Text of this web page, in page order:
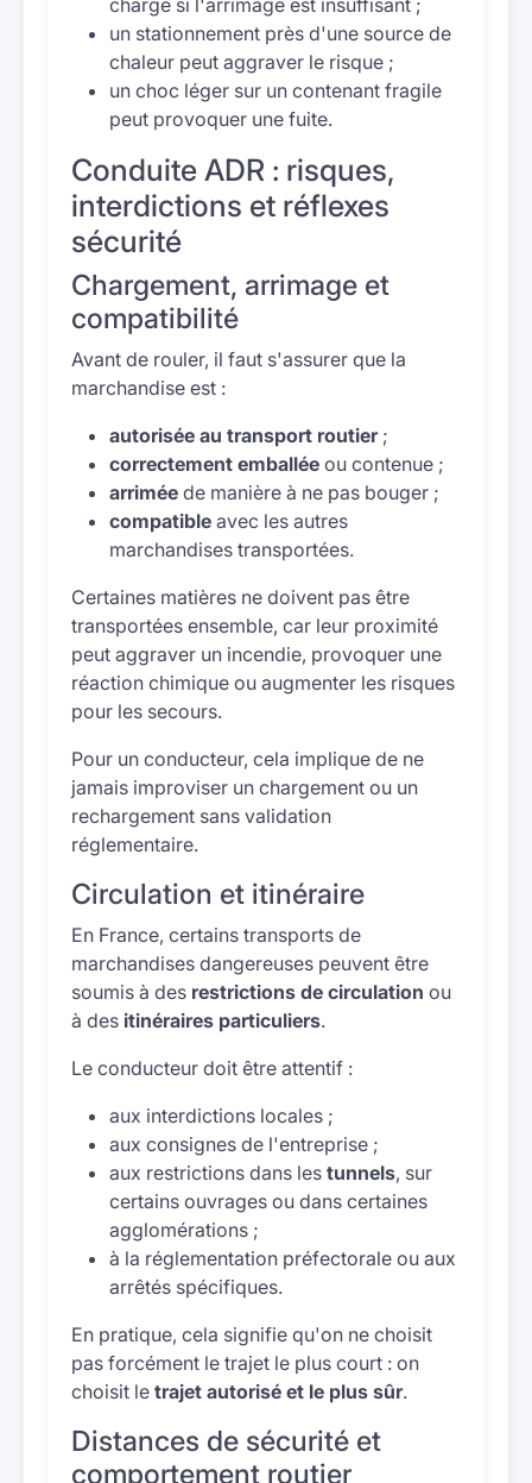
charge si l'arrimage est insuffisant ;
un stationnement près d'une source de
chaleur peut aggraver le risque ;
un choc léger sur un contenant fragile
peut provoquer une fuite.
Conduite ADR : risques,
interdictions et réflexes
sécurité
Chargement, arrimage et
compatibilité
Avant de rouler, il faut s'assurer que la
marchandise est :
autorisée au transport routier;
correctement emballée ou contenue ;
arrimée de manière à ne pas bouger ;
compatible avec les autres
marchandises transportées.
Certaines matières ne doivent pas être
transportées ensemble, car leur proximité
peut aggraver un incendie, provoquer une
réaction chimique ou augmenter les risques
pour les secours.
Pour un conducteur, cela implique de ne
jamais improviser un chargement ou un
rechargement sans validation
réglementaire.
Circulation et itinéraire
En France, certains transports de
marchandises dangereuses peuvent être
soumis à des restrictions de circulation ou
à des itinéraires particuliers.
Le conducteur doit être attentif :
aux interdictions locales ;
aux consignes de l'entreprise ;
aux restrictions dans les tunnels, sur
certains ouvrages ou dans certaines
agglomérations ;
à la réglementation préfectorale ou aux
arrêtés spécifiques.
En pratique, cela signifie qu'on ne choisit
pas forcément le trajet le plus court : on
choisit le trajet autorisé et le plus sûr.
Distances de sécurité et
comportement routier